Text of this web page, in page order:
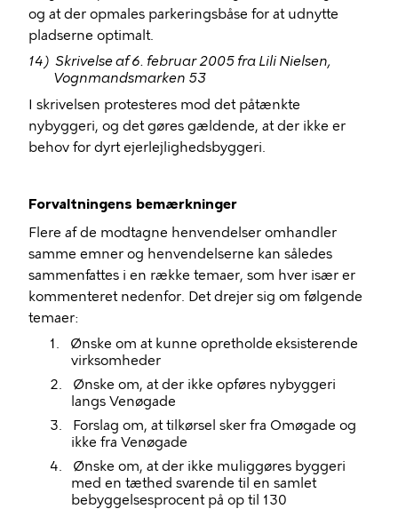
og at der opmales parkeringsbåse for at udnytte
pladserne optimalt.
14) Skrivelse af 6. februar 2005 fra Lili Nielsen,
Vognmandsmarken 53
I skrivelsen protesteres mod det påtænkte
nybyggeri, og det gøres gældende, at der ikke er
behov for dyrt ejerlejlighedsbyggeri.
Forvaltningens bemærkninger
Flere af de modtagne henvendelser omhandler
samme emner og henvendelserne kan således
sammenfattes i en række temaer, som hver især er
kommenteret nedenfor. Det drejer sig om følgende
temaer:
1.
Ønske om at kunne opretholde eksisterende
virksomheder
2.
Ønske om, at der ikke opføres nybyggeri
langs Venøgade
3.
Forslag om, at tilkørsel sker fra Omøgade og
ikke fra Venøgade
4.
Ønske om, at der ikke muliggøres byggeri
med en tæthed svarende til en samlet
bebyggelsesprocent på op til 130